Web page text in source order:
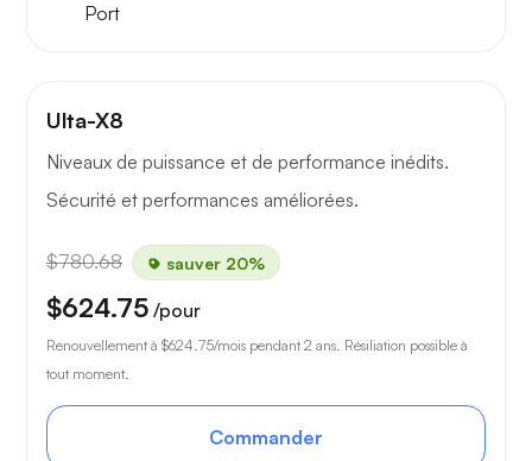
Port
Ulta-X8
Niveaux de puissance et de performance inédits.
Sécurité et performances améliorées.
$780.68 sauver 20%
$624.75 /pour
Renouvellement à $624.75/mois pendant 2 ans. Résiliation possible à
tout moment.
Commander